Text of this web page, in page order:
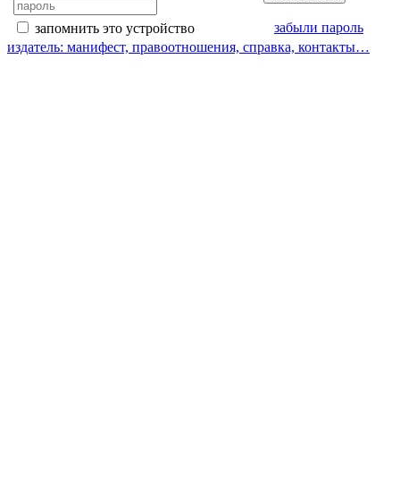
запомнить это устройство
забыли пароль
издатель: манифест, правоотношения, справка, контакты…